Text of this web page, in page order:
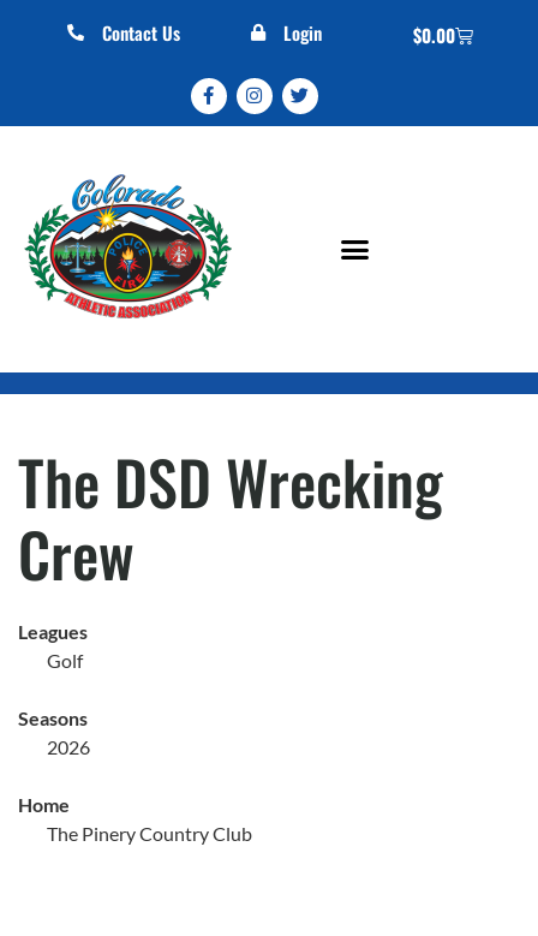
Contact Us Login $0.00
The DSD Wrecking
Crew
Leagues
Golf
Seasons
2026
Home
The Pinery Country Club